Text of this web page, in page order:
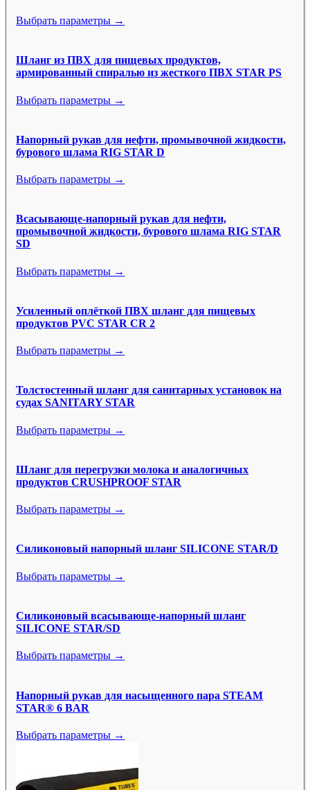
Выбрать параметры →
Шланг из ПВХ для пищевых продуктов,
армированный спиралью из жесткого ПВХ STAR PS
Выбрать параметры →
Напорный рукав для нефти, промывочной жидкости,
бурового шлама RIG STAR D
Выбрать параметры →
Всасывающе-напорный рукав для нефти,
промывочной жидкости, бурового шлама RIG STAR
SD
Выбрать параметры →
Усиленный оплёткой ПВХ шланг для пищевых
продуктов PVC STAR CR 2
Выбрать параметры →
Толстостенный шланг для санитарных установок на
судах SANITARY STAR
Выбрать параметры →
Шланг для перегрузки молока и аналогичных
продуктов CRUSHPROOF STAR
Выбрать параметры →
Силиконовый напорный шланг SILICONE STAR/D
Выбрать параметры →
Силиконовый всасывающе-напорный шланг
SILICONE STAR/SD
Выбрать параметры →
Напорный рукав для насыщенного пара STEAM
STAR® 6 BAR
Выбрать параметры →